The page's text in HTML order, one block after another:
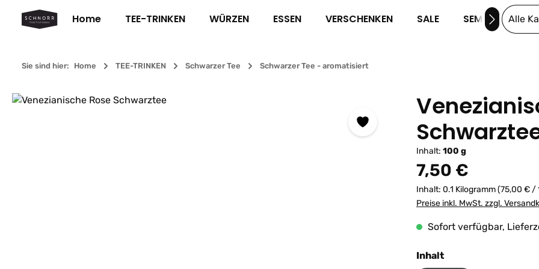
Hauptinhalt springen
Zur Suche springen
Zur Hauptnavigation springen
Home TEE-TRINKEN WÜRZEN ESSEN VERSCHENKEN SALE SEMINAREAlle
Sie sind hier: Home TEE-TRINKEN Schwarzer Tee Schwarzer Tee - aromatisiert
Bildergalerie überspringen
Inhalt: 100 g
Regulärer Preis:
7,50 €
Inhalt: 0.1 Kilogramm(75,00 € /
Preise inkl. MwSt. zzgl.
Sofort verfügbar,
Inhaltauswählen